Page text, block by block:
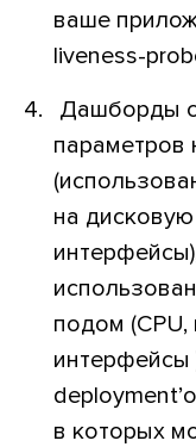
ваше
liveness-
Дашборды
параметров
на
подом (CPU,
интерфейсы
в которых